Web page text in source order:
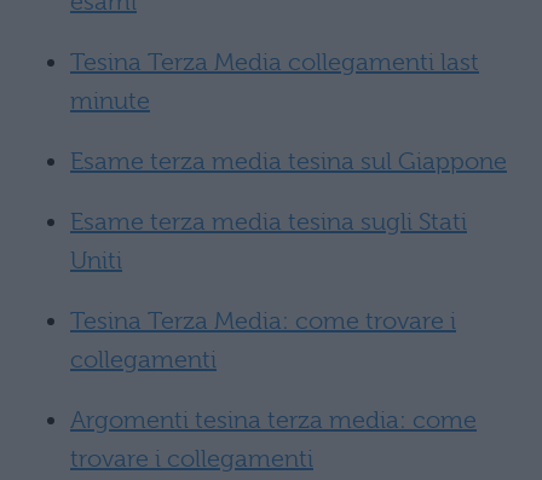
Tesina Terza Media collegamenti last
minute
Esame terza media tesina sul Giappone
Esame terza media tesina sugli Stati
Uniti
Tesina Terza Media: come trovare i
collegamenti
Argomenti tesina terza media: come
trovare i collegamenti